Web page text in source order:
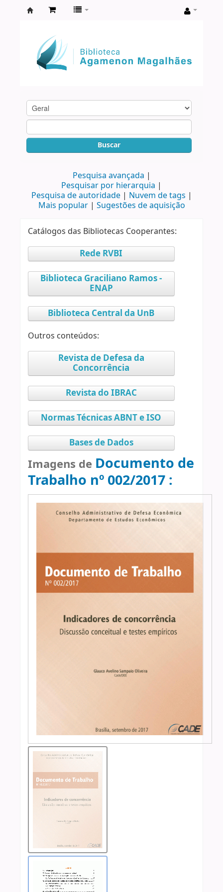
Agamenon
Magalhães
Buscar
Pesquisa avançada
Pesquisar por hierarquia
Pesquisa de autoridade
Nuvem de tags
Mais popular
Sugestões de aquisição
Catálogos das Bibliotecas Cooperantes:
Rede RVBI
Biblioteca Graciliano Ramos -
ENAP
Biblioteca Central da UnB
Outros conteúdos:
Revista de Defesa da
Concorrência
Revista do IBRAC
Normas Técnicas ABNT e ISO
Bases de Dados
Imagens de Documento de
Trabalho nº 002/2017 :